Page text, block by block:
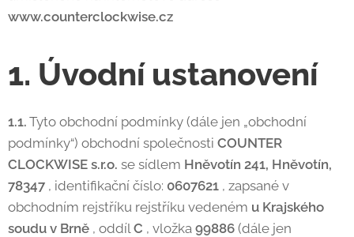
www.counterclockwise.cz
1. Úvodní ustanovení
1.1. Tyto obchodní podmínky (dále jen „obchodní
podmínky“) obchodní společnosti COUNTER
CLOCKWISE s.r.o. se sídlem Hněvotín 241, Hněvotín,
78347 , identifikační číslo: 0607621 , zapsané v
obchodním rejstříku rejstříku vedeném u Krajského
soudu v Brně , oddílC , vložka 99886 (dále jen